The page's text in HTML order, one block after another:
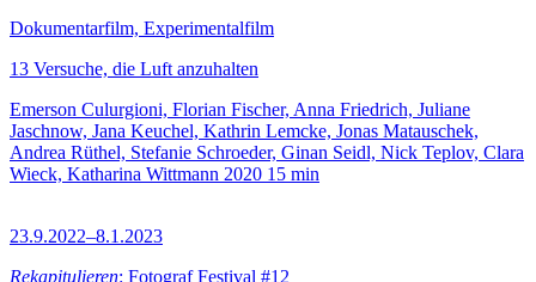
Dokumentarfilm, Experimentalfilm
13 Versuche, die Luft anzuhalten
Emerson Culurgioni, Florian Fischer, Anna Friedrich, Juliane
Jaschnow, Jana Keuchel, Kathrin Lemcke, Jonas Matauschek,
Andrea Rüthel, Stefanie Schroeder, Ginan Seidl, Nick Teplov, Clara
Wieck, Katharina Wittmann 2020 15 min
23.9.2022–8.1.2023
Rekapitulieren: Fotograf Festival #12